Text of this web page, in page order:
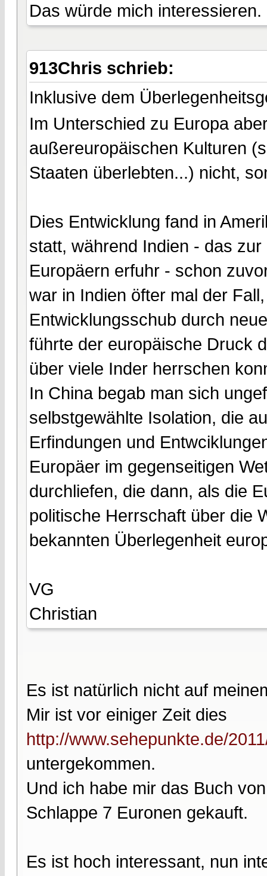
Das würde mich interessieren.
913Chris schrieb:
Inklusive dem
Im Unterschied zu Europa
außereuropäischen Kulturen
Staaten überlebten...) nicht,
Dies Entwicklung fand in
statt, während Indien - das
Europäern erfuhr - schon
war in Indien öfter mal der
Entwicklungsschub durch
führte der europäische Druck
über viele Inder herrschen
In China begab man sich
selbstgewählte Isolation, die
Erfindungen und
Europäer im gegenseitigen
durchliefen, die dann, als die
politische Herrschaft über die
bekannten Überlegenheit
VG
Christian
Es ist natürlich nicht auf
Mir ist vor einiger Zeit dies
http://www.sehepunkte.de/
untergekommen.
Und ich habe mir das Buch
Schlappe 7 Euronen gekauft.
Es ist hoch interessant, nun